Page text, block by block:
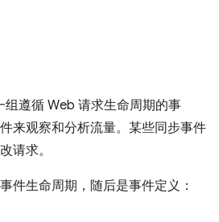
组遵循 Web 请求生命周期的事
来观察和分析流量。某些同步事件
请求。
件生命周期，随后是事件定义：